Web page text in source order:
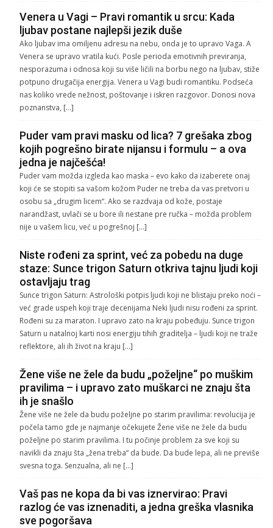
Venera u Vagi – Pravi romantik u srcu: Kada
ljubav postane najlepši jezik duše
Ako ljubav ima omiljenu adresu na nebu, onda je to upravo Vaga. A
Venera se upravo vratila kući. Posle perioda emotivnih previranja,
nesporazuma i odnosa koji su više ličili na borbu nego na ljubav, stiže
potpuno drugačija energija. Venera u Vagi budi romantiku. Podseća
nas koliko vrede nežnost, poštovanje i iskren razgovor. Donosi nova
poznanstva, […]
Puder vam pravi masku od lica? 7 grešaka zbog
kojih pogrešno birate nijansu i formulu – a ova
jedna je najčešća!
Puder vam možda izgleda kao maska – evo kako da izaberete onaj
koji će se stopiti sa vašom kožom Puder ne treba da vas pretvori u
osobu sa „drugim licem“. Ako se razdvaja od kože, postaje
narandžast, uvlači se u bore ili nestane pre ručka – možda problem
nije u vašem licu, već u pogrešnoj […]
Niste rođeni za sprint, već za pobedu na duge
staze: Sunce trigon Saturn otkriva tajnu ljudi koji
ostavljaju trag
Sunce trigon Saturn: Astrološki potpis ljudi koji ne blistaju preko noći –
već grade uspeh koji traje decenijama Neki ljudi nisu rođeni za sprint.
Rođeni su za maraton. I upravo zato na kraju pobeđuju. Sunce trigon
Saturn u natalnoj karti nosi energiju tihih graditelja – ljudi koji ne traže
reflektore, ali ih život na kraju […]
Žene više ne žele da budu „poželjne“ po muškim
pravilima – i upravo zato muškarci ne znaju šta
ih je snašlo
Žene više ne žele da budu poželjne po starim pravilima: revolucija je
počela tamo gde je najmanje očekujete Žene više ne žele da budu
poželjne po starim pravilima. I tu počinje problem za sve koji su
navikli da znaju šta „žena treba“ da bude. Da bude lepa, ali ne previše
svesna toga. Senzualna, ali ne […]
Vaš pas ne kopa da bi vas iznervirao: Pravi
razlog će vas iznenaditi, a jedna greška vlasnika
sve pogoršava